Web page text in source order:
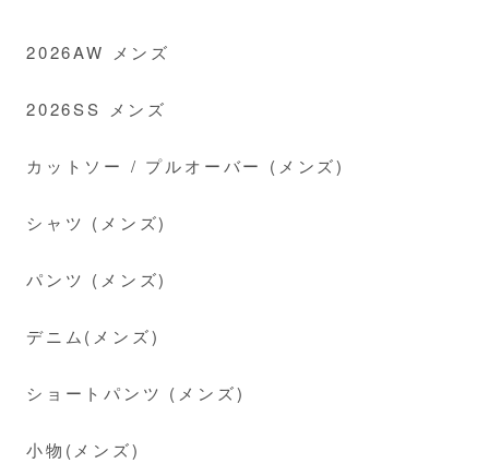
2026AW メンズ
2026SS メンズ
カットソー / プルオーバー (メンズ)
シャツ (メンズ)
パンツ (メンズ)
デニム(メンズ)
ショートパンツ (メンズ)
小物(メンズ)